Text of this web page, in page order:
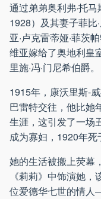
通过弟弟奥利弗·托
1928）及其妻子菲比
亚·卢克雷蒂娅·菲茨
维亚嫁给了奥地利皇
里施·冯·门尼希伯爵。
1915年，康沃里斯-
巴雷特交往，他比她
生涯，这引发了一场
成为寡妇，1920年死
她的生活被搬上荧幕
《莉莉》中饰演她
位爱德华七世的情人